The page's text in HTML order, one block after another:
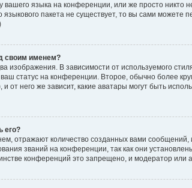
вашего языка на конференции, или же просто
языкового пакета не существует, то вы сами
своим именем?
изображения. В зависимости от используемого
статус на конференции. Второе, обычно более
и от него же зависит, какие аватары могут быть
его?
отражают количество созданных вами
званий на конференции, так как они
конференций это запрещено, и модератор или